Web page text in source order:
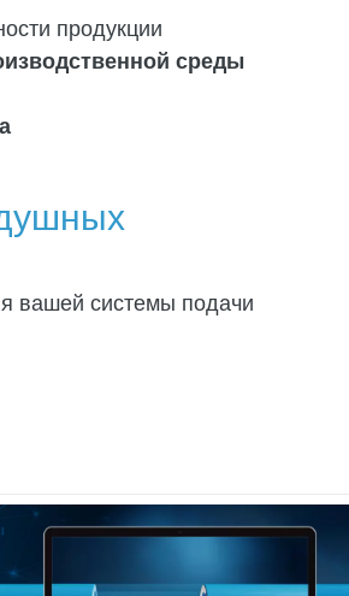
продукции
среды
вашей системы подачи